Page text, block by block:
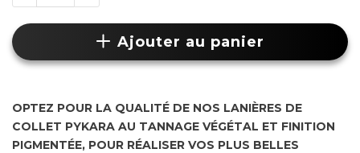
Ajouter au panier
OPTEZ POUR LA QUALITÉ DE NOS LANIÈRES DE
COLLET PYKARA AU TANNAGE VÉGÉTAL ET FINITION
PIGMENTÉE, POUR RÉALISER VOS PLUS BELLES